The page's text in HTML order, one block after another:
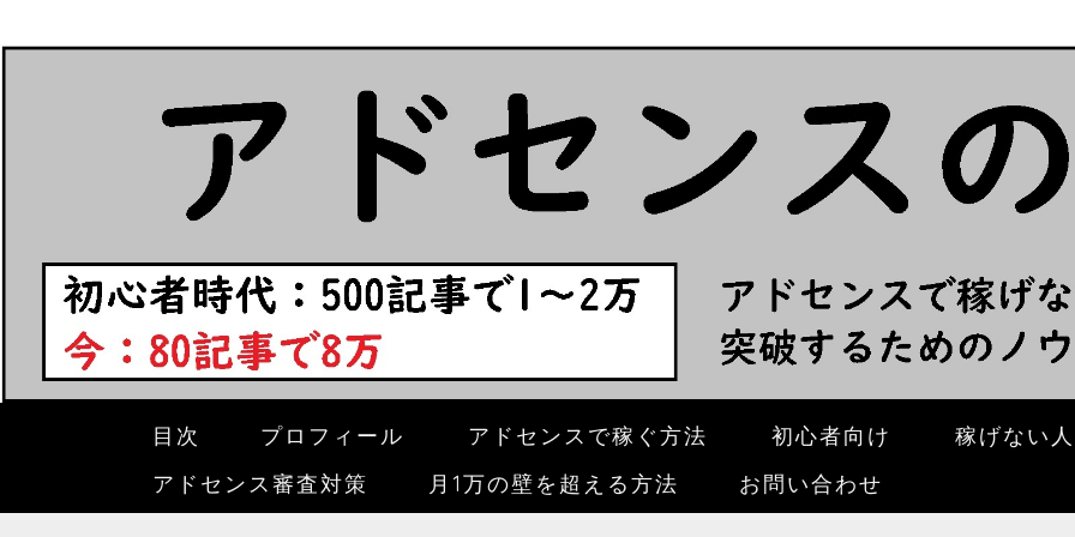
目次 プロフィール アドセンスで稼ぐ方法 初心者向け
稼げない
アドセンス審査対策
月1万の壁を超える方法 お問い合わせ